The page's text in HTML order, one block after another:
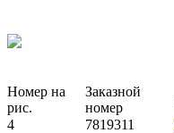
Номер на
рис.
Заказной
номер
4
7819311